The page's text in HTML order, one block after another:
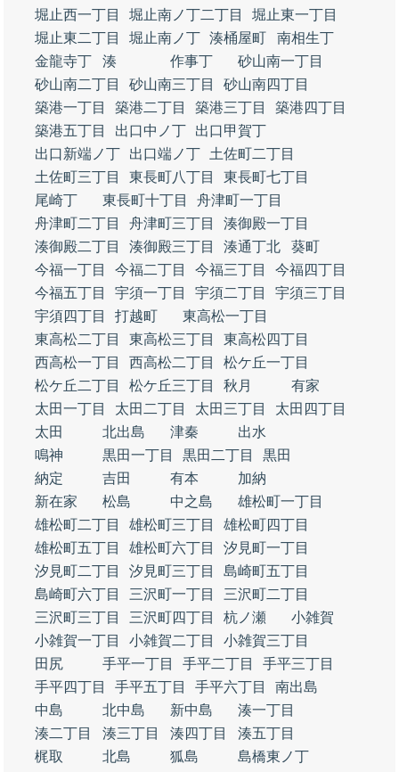
堀止西一丁目
堀止南ノ丁二丁目
堀止東一丁目
堀止東二丁目
堀止南ノ丁 湊桶屋町
南相生丁
金龍寺丁
湊 作事丁
砂山南一丁目
砂山南二丁目
砂山南三丁目
砂山南四丁目
築港一丁目
築港二丁目 築港三丁目
築港四丁目
築港五丁目
出口中ノ丁
出口甲賀丁
出口新端ノ丁
出口端ノ丁
土佐町二丁目
土佐町三丁目
東長町八丁目
東長町七丁目
尾崎丁
東長町十丁目
舟津町一丁目
舟津町二丁目
舟津町三丁目
湊御殿一丁目
湊御殿二丁目
湊御殿三丁目 湊通丁北
葵町
今福一丁目
今福二丁目 今福三丁目
今福四丁目
今福五丁目
宇須一丁目 宇須二丁目
宇須三丁目
宇須四丁目
打越町
東高松一丁目
東高松二丁目
東高松三丁目
東高松四丁目
西高松一丁目
西高松二丁目
松ケ丘一丁目
松ケ丘二丁目
松ケ丘三丁目 秋月
有家
太田一丁目
太田二丁目 太田三丁目
太田四丁目
太田
北出島 津秦
出水
鳴神
黒田一丁目 黒田二丁目
黒田
納定
吉田 有本
加納
新在家
松島 中之島
雄松町一丁目
雄松町二丁目
雄松町三丁目
雄松町四丁目
雄松町五丁目
雄松町六丁目
汐見町一丁目
汐見町二丁目
汐見町三丁目
島崎町五丁目
島崎町六丁目
三沢町一丁目
三沢町二丁目
三沢町三丁目
三沢町四丁目 杭ノ瀬
小雑賀
小雑賀一丁目
小雑賀二丁目
小雑賀三丁目
田尻
手平一丁目 手平二丁目
手平三丁目
手平四丁目
手平五丁目 手平六丁目
南出島
中島
北中島 新中島
湊一丁目
湊二丁目
湊三丁目 湊四丁目
湊五丁目
梶取
北島 狐島 島橋東ノ丁